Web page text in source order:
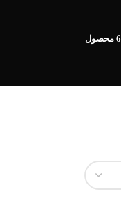
6 محصول